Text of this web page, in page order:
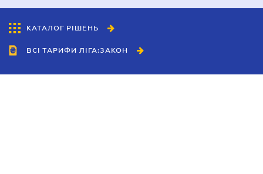
КАТАЛОГ РІШЕНЬ
ВСІ ТАРИФИ ЛІГА:ЗАКОН